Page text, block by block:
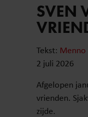
SVEN
Tekst: Menno
2 juli 2026
Afgelopen
vrienden.
zijde.